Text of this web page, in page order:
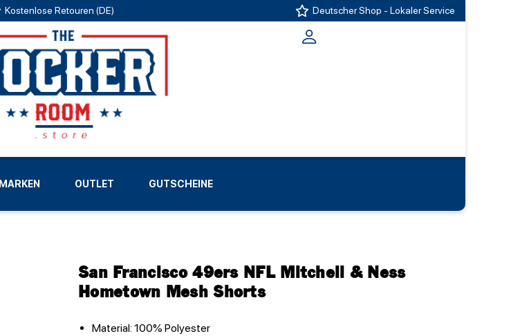
Kostenlose Retouren (DE) Deutscher Shop - Lokaler Service
MARKEN
LIGEN
OUTLET GUTSCHEINE
San Francisco 49ers NFL Mitchell & Ness
Hometown Mesh Shorts
Material: 100% Polyester